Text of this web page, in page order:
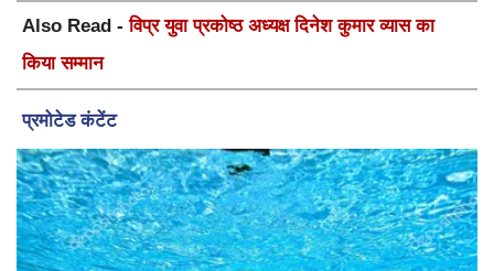
Also Read -विप्र युवा प्रकोष्ठ अध्यक्ष दिनेश कुमार व्यास का
किया सम्मान